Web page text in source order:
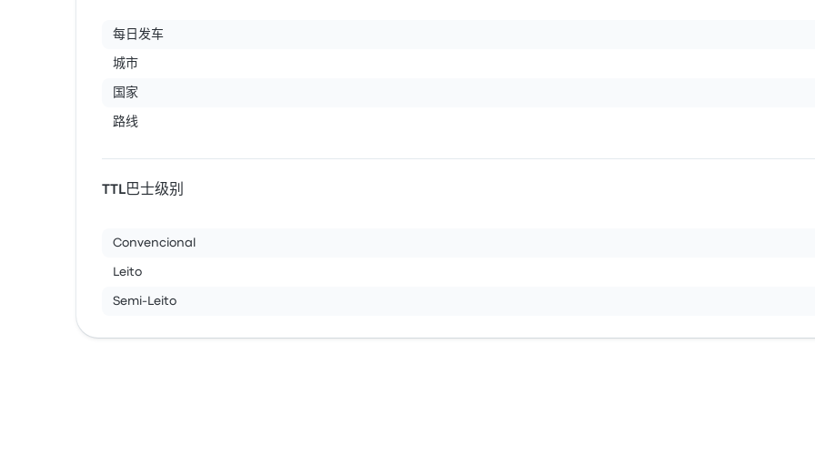
每日发车
城市
国家
路线
TTL巴士级别
Convencional
Leito
Semi-Leito